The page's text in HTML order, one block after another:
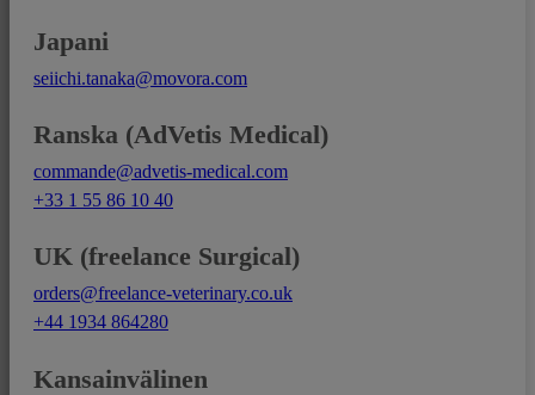
Japani
seiichi.tanaka@movora.com
Ranska (AdVetis Medical)
commande@advetis-medical.com
+33 1 55 86 10 40
UK (freelance Surgical)
orders@freelance-veterinary.co.uk
+44 1934 864280
Kansainvälinen